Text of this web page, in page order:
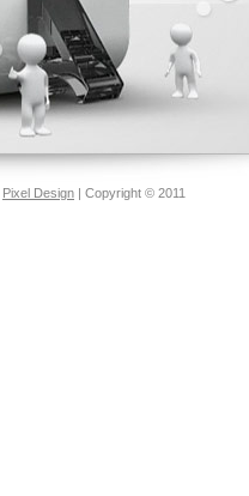
Pixel Design | Copyright © 2011